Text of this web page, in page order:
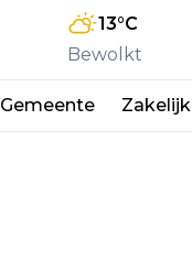
13°C
Bewolkt
Gemeente Zakelijk